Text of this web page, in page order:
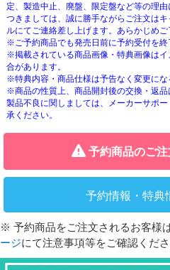
定、製造中止、廃盤、限定盤など等の理
つきましては、誠に勝手ながらご注文は
ルにてご連絡差し上げます。あらかじめご
※ご予約商品でも発売日前に予約受付を終
※掲載されている商品画像・特典画像は
合があります。
※特典内容・商品仕様は予告なく変更にな
※商品の性質上、商品開封後の交換・返
製品不良に関しましては、メーカーサポ
承ください。
予約商品のご
予約情報・特典
※ 予約商品をご注文されるお客様
ージにて注意事項等をご確認くださ